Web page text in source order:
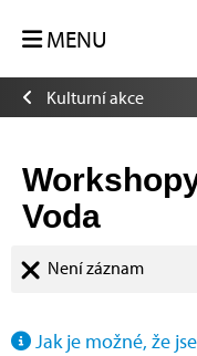
MENU
Kulturní akce
Voda
Není záznam
Jak je možné, že